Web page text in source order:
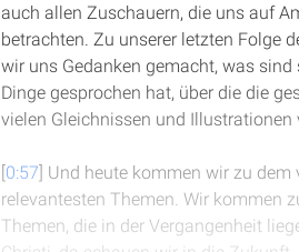
auch allen Zuschauern, die uns auf
betrachten. Zu unserer letzten Folge
wir uns Gedanken gemacht, was
Dinge gesprochen hat, über die die
vielen Gleichnissen und Illustrationen
[0:57] Und heute kommen wir zu
relevantesten Themen. Wir kommen
Themen, die in der Vergangenheit